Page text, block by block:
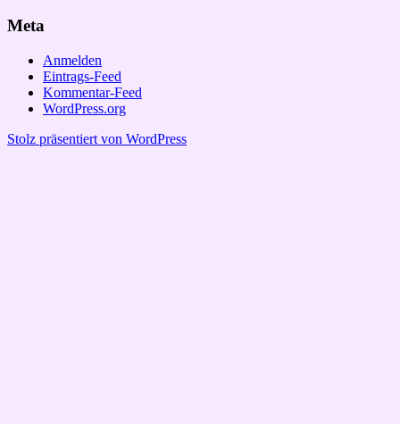
Meta
Anmelden
Eintrags-Feed
Kommentar-Feed
WordPress.org
Stolz präsentiert von WordPress